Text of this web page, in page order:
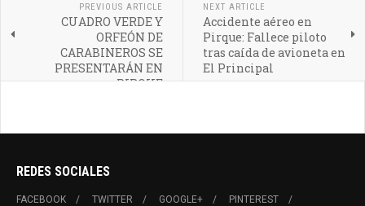
PREVIOUS ARTICLE
CUADRO VERDE Y
ORFEÓN DE
CARABINEROS SE
PRESENTARÁN EN
PIRQUE
NEXT ARTICLE
Accidente aéreo en
Pirque: Fallece piloto
tras caída de avioneta en
El Principal
REDES SOCIALES
FACEBOOK TWITTER GOOGLE+
PINTEREST